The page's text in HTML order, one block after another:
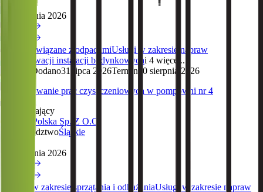
10 sierpnia 2026
Usługi związane z odpadamiUsługi w zakresie napraw
i konserwacji instalacji budynkowychi 4 więcej...
Dodano31 lipca 2026Termin 10 sierpnia 2026
Wykonywanie prac czyszczeniowych w pompowni nr 4
Zamawiający
Tameh Polska Sp. Z O.O.
WojewództwoŚląskie
10 sierpnia 2026
Usługi w zakresie sprzątania i odkażaniaUsługi w zakresie napraw